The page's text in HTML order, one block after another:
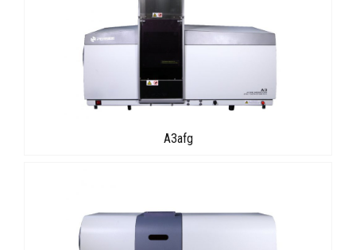
A3afg